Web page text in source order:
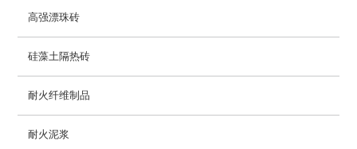
高强漂珠砖
硅藻土隔热砖
耐火纤维制品
耐火泥浆